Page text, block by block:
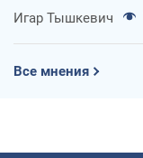
Игар Тышкевич
Все мнения